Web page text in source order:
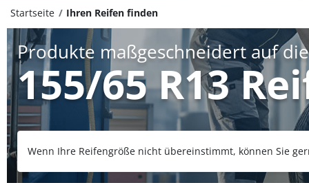
Startseite Ihren Reifen finden
Produkte maßgeschneidert auf
155/65 R13
Wenn Ihre Reifengröße nicht übereinstimmt, können Sie